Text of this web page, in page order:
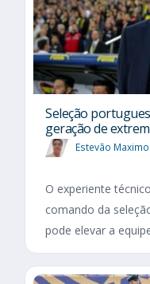
Seleção
geração de
Estevão Maximo
O experiente
comando da
pode elevar a